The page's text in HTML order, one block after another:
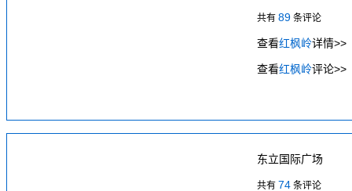
共有 89 条评论
查看红枫岭详情>>
查看红枫岭评论>>
东立国际广场
共有 74 条评论